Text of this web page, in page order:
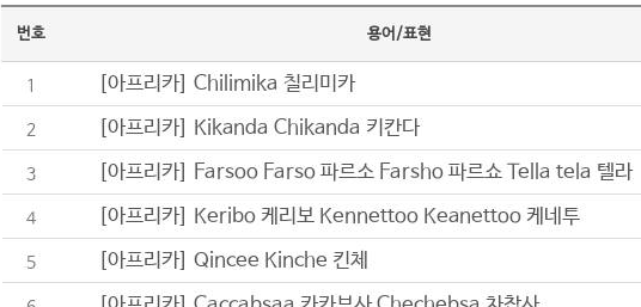
번호 용어/표현
1 [아프리카] Chilimika 칠리미카
2 [아프리카] Kikanda Chikanda 키칸다
3 [아프리카] Farsoo Farso 파르소 Farsho 파르쇼 Tella tela 텔라
4 [아프리카] Keribo 케리보 Kennettoo Keanettoo 케네투
5 [아프리카] Qincee Kinche 킨체